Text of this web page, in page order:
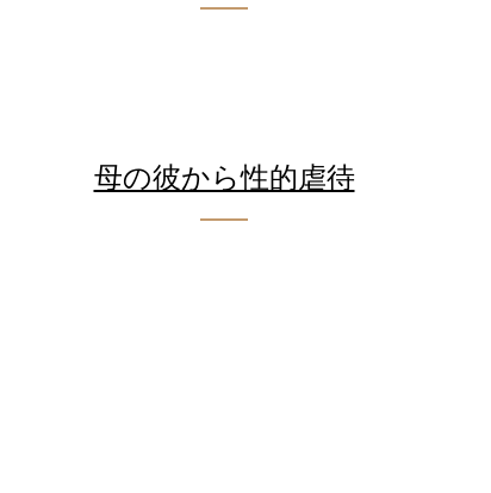
母の彼から性的虐待